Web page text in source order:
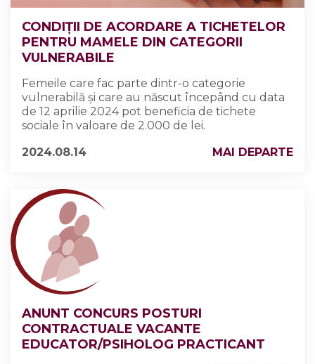
CONDIȚII DE ACORDARE A TICHETELOR
PENTRU MAMELE DIN CATEGORII
VULNERABILE
Femeile care fac parte dintr-o categorie
vulnerabilă și care au născut începând cu data
de 12 aprilie 2024 pot beneficia de tichete
sociale în valoare de 2.000 de lei.
2024.08.14
MAI DEPARTE
ANUNT CONCURS POSTURI
CONTRACTUALE VACANTE
EDUCATOR/PSIHOLOG PRACTICANT